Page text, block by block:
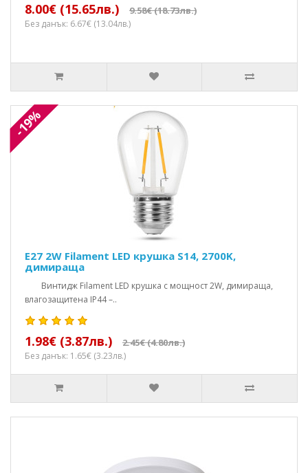
8.00€ (15.65лв.) 9.58€ (18.73лв.)
Без данък: 6.67€ (13.04лв.)
-19%
E27 2W Filament LED крушка S14, 2700K,
димираща
Винтидж Filament LED крушка с мощност 2W, димираща,
влагозащитена IP44 –..
1.98€ (3.87лв.) 2.45€ (4.80лв.)
Без данък: 1.65€ (3.23лв.)